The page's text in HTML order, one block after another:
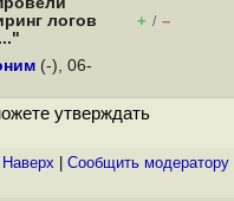
логов
+ / –
(-), 06-
утверждать
Наверх Cообщить модератору